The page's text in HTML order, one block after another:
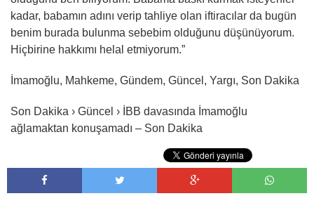
kadar, babamın adını verip tahliye olan iftiracılar da bugün
benim burada bulunma sebebim olduğunu düşünüyorum.
Hiçbirine hakkımı helal etmiyorum.”
İmamoğlu, Mahkeme, Gündem, Güncel, Yargı, Son Dakika
Son Dakika › Güncel › İBB davasında İmamoğlu
ağlamaktan konuşamadı – Son Dakika